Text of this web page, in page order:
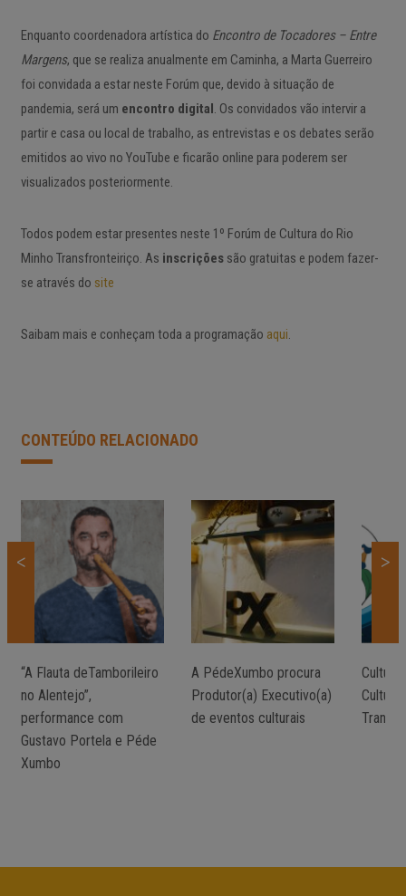
Enquanto coordenadora artística do Encontro de Tocadores – Entre
Margens, que se realiza anualmente em Caminha, a Marta Guerreiro
foi convidada a estar neste Forúm que, devido à situação de
pandemia, será um encontro digital . Os convidados vão intervir a
partir e casa ou local de trabalho, as entrevistas e os debates serão
emitidos ao vivo no YouTube e ficarão online para poderem ser
visualizados posteriormente.
Todos podem estar presentes neste 1º Forúm de Cultura do Rio
Minho Transfronteiriço. As inscrições são gratuitas e podem fazer-
se através do site
Saibam mais e conheçam toda a programação aqui.
CONTEÚDO RELACIONADO
< >
“A ​​Flauta​​ de​​Tamborileiro ​​
no​​ Alentejo”,
performance com
Gustavo​​ Portela​ e​ ​Pé​de​​
Xumbo
A PédeXumbo procura
Produtor(a) Executivo(a)
de eventos culturais
Cultura